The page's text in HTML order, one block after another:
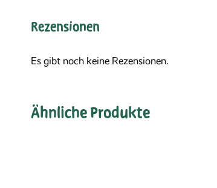
Rezensionen
Es gibt noch keine Rezensionen.
Ähnliche Produkte